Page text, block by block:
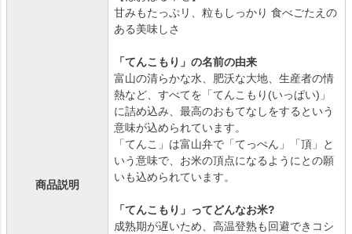
商品説明
甘みもたっぷリ、粒もしっかり 食べごたえの
ある美味しさ
「てんこもり」の名前の由来
富山の清らかな水、肥沃な大地、生産者の情
熱など、すべてを「てんこもり(いっぱい)」
に詰め込み、最高のおもてなしをするという
意味が込められています。
「てんこ」は富山弁で「てっぺん」「頂」と
いう意味で、お米の頂点になるようにとの願
いも込められています。
「てんこもり」ってどんなお米?
成熟期が遅いため、高温登熟も回避できコシ